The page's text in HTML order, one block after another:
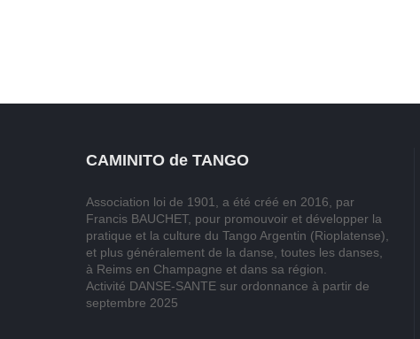
CAMINITO de TANGO
Association loi de 1901, a été créé en 2016, par
Francis BAUCHET, pour promouvoir et développer la
pratique et la culture du Tango Argentin (Rioplatense),
et plus généralement de la danse, toutes les danses,
à Reims en Champagne et dans sa région.
Activité DANSE-SANTE sur ordonnance à partir de
septembre 2025